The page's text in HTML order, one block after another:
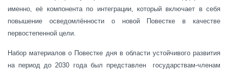
именно, её компонента по интеграции, который включает в себя
повышение осведомлённости о новой Повестке в качестве
первостепенной цели.
Набор материалов о Повестке дня в области устойчивого развития
на период до 2030 года был представлен
государствам-членам